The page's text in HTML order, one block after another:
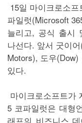
15일 마이크로소
파일럿(Microsoft
늘리고, 공식 출시
나선다. 앞서 굿이
Motors), 도우
있다.
마이크로소프트가
5 코파일럿은 대형
래프의 비즈니스